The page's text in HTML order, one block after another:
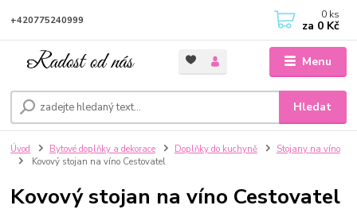
Menu
Hledat
+420775240999 0 ks
za 0 Kč
Úvod Bytové doplňky a dekorace Doplňky do kuchyně
Stojany na víno
Kovový stojan na víno Cestovatel
Kovový stojan na víno Cestovatel